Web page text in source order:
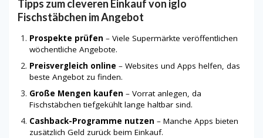
Tipps zum cleveren Einkauf von iglo
Fischstäbchen im Angebot
Prospekte prüfen – Viele Supermärkte veröffentlichen
wöchentliche Angebote.
Preisvergleich online – Websites und Apps helfen, das
beste Angebot zu finden.
Große Mengen kaufen – Vorrat anlegen, da
Fischstäbchen tiefgekühlt lange haltbar sind.
Cashback-Programme nutzen – Manche Apps bieten
zusätzlich Geld zurück beim Einkauf.